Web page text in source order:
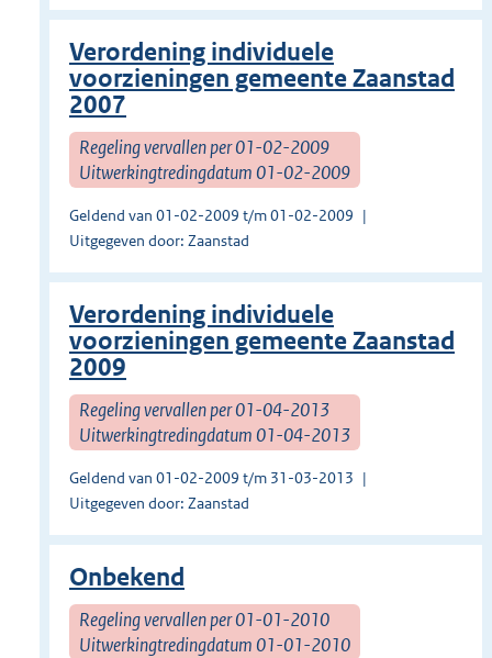
Verordening individuele
voorzieningen gemeente Zaanstad
2007
Regeling vervallen per 01-02-2009
Uitwerkingtredingdatum 01-02-2009
Geldend van 01-02-2009 t/m 01-02-2009
Uitgegeven door: Zaanstad
Verordening individuele
voorzieningen gemeente Zaanstad
2009
Regeling vervallen per 01-04-2013
Uitwerkingtredingdatum 01-04-2013
Geldend van 01-02-2009 t/m 31-03-2013
Uitgegeven door: Zaanstad
Onbekend
Regeling vervallen per 01-01-2010
Uitwerkingtredingdatum 01-01-2010